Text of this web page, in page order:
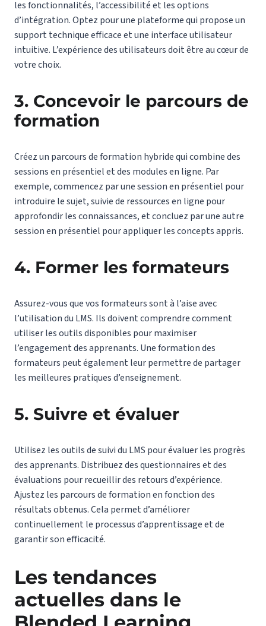
les fonctionnalités, l’accessibilité et les options
d’intégration. Optez pour une plateforme qui propose un
support technique efficace et une interface utilisateur
intuitive. L’expérience des utilisateurs doit être au cœur de
votre choix.
3. Concevoir le parcours de
formation
Créez un parcours de formation hybride qui combine des
sessions en présentiel et des modules en ligne. Par
exemple, commencez par une session en présentiel pour
introduire le sujet, suivie de ressources en ligne pour
approfondir les connaissances, et concluez par une autre
session en présentiel pour appliquer les concepts appris.
4. Former les formateurs
Assurez-vous que vos formateurs sont à l’aise avec
l’utilisation du LMS. Ils doivent comprendre comment
utiliser les outils disponibles pour maximiser
l’engagement des apprenants. Une formation des
formateurs peut également leur permettre de partager
les meilleures pratiques d’enseignement.
5. Suivre et évaluer
Utilisez les outils de suivi du LMS pour évaluer les progrès
des apprenants. Distribuez des questionnaires et des
évaluations pour recueillir des retours d’expérience.
Ajustez les parcours de formation en fonction des
résultats obtenus. Cela permet d’améliorer
continuellement le processus d’apprentissage et de
garantir son efficacité.
Les tendances
actuelles dans le